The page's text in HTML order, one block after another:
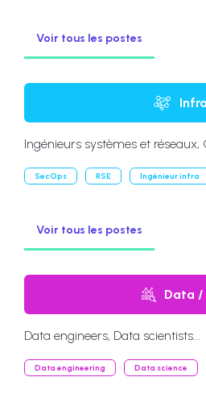
Voir tous les postes
Infra
Ingénieurs systèmes et réseaux,
SecOps RSE Ingénieur infra
Voir tous les postes
Data /
Data engineers, Data scientists...
Data engineering Data science